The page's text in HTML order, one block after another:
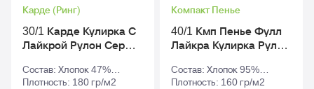
Карде (Ринг)
30/1 Карде Кулирка С
Лайкрой Рулон Серый-
Состав: Хлопок 47%
Полиэстер 47% Эластан
Плотность: 180 гр/м2
Компакт Пенье
40/1 Кмп Пенье Фулл
Лайкра Кулирка Рулон
Состав: Хлопок 95%
Эластан 5%
Плотность: 160 гр/м2